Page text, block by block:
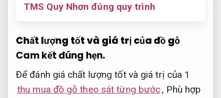
TMS Quy Nhơn đúng quy trình
Chất lượng tốt và giá trị của đồ gỗ
Cam kết đúng hẹn.
Để đánh giá chất lượng tốt và giá trị của 1
thu mua đồ gỗ theo sát từng bước, Phù hợp